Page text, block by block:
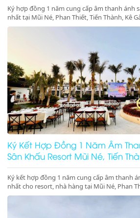
Ký hợp đồng 1 năm cung cấp âm thanh ánh
nhất tại Mũi Né, Phan Thiết, Tiến Thành, Kê
gala dinner, pool party, beach party resort
Ký Kết Hợp Đồng 1 Năm Âm
Sân Khấu Resort Mũi Né, Tiến
Thiết, Ninh Thuận
Ký kết hợp đồng 1 năm cung cấp âm thanh
nhất cho resort, nhà hàng tại Mũi Né, Phan
Ninh Thuận, Ninh Chữ, Phan Rang. Tổ chức